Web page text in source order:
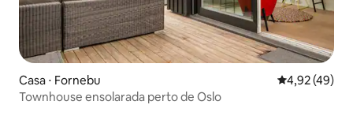
Casa ⋅ Fornebu 4,92 de uma
4,92 (49)
Townhouse ensolarada perto de Oslo